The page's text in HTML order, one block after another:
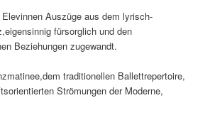
Auszüge aus dem lyrisch-
fürsorglich und den
Beziehungen zugewandt.
traditionellen Ballettrepertoire,
Strömungen der Moderne,